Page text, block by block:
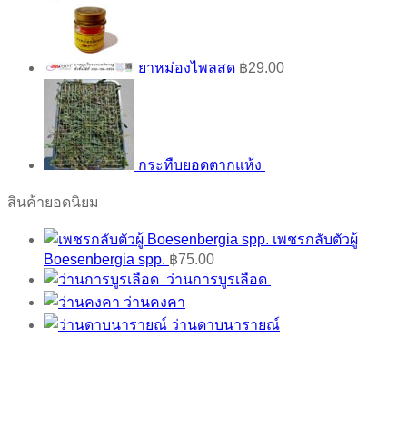
ยาหม่องไพลสด ฿29.00
กระทืบยอดตากแห้ง
สินค้ายอดนิยม
เพชรกลับตัวผู้
Boesenbergia spp. ฿75.00
ว่านการบูรเลือด
ว่านคงคา
ว่านดาบนารายณ์